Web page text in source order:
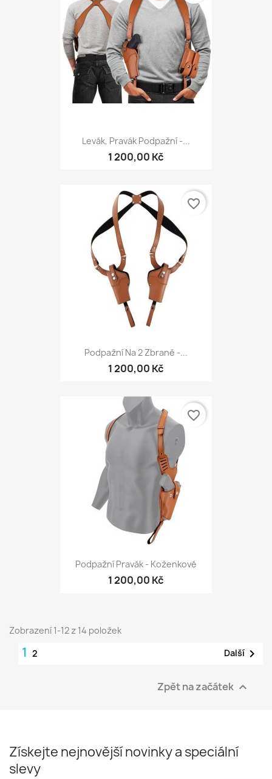
Levák, Pravák Podpažní -...
1 200,00 Kč
Podpažní Na 2 Zbraně -...
1 200,00 Kč
favorite_border
Podpažní Pravák - Koženkové
1 200,00 Kč
favorite_border
Zobrazení 1-12 z 14 položek
1 2 Další 
Zpět na začátek 
Získejte nejnovější novinky a speciální
slevy